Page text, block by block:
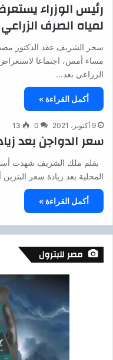
رئيس الوزراء
لمياه الصرف
سحر الشريف عقد الدكتور
مساء أمس، اجتماعا لاستعراض
الزراعي بعد…
أكمل القراءة »
9 أكتوبر، 2021 0
13
سعر الدواجن بعد
بقلم ملك الشريف شهدت
المحلية بعد زيادة سعر
أكمل القراءة »
مصر للبترول